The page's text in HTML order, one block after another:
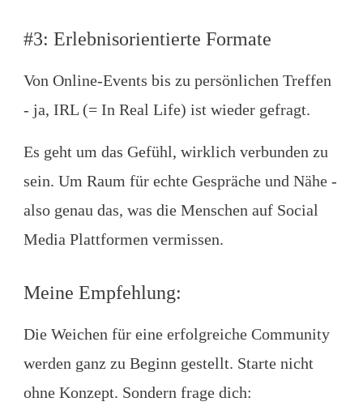
#3: Erlebnisorientierte Formate
Von Online-Events bis zu persönlichen Treffen
- ja, IRL (= In Real Life) ist wieder gefragt.
Es geht um das Gefühl, wirklich verbunden zu
sein. Um Raum für echte Gespräche und Nähe -
also genau das, was die Menschen auf Social
Media Plattformen vermissen.
Meine Empfehlung:
Die Weichen für eine erfolgreiche Community
werden ganz zu Beginn gestellt. Starte nicht
ohne Konzept. Sondern frage dich: